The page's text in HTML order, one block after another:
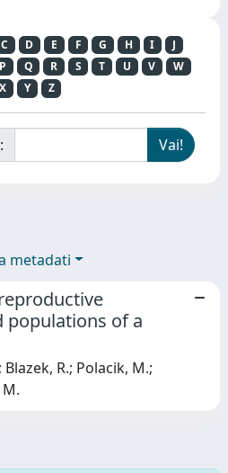
C D E F G H I
J
P Q R S T U V
W
X
Y Z
metadati
populations of a
R.; Polacik, M.;